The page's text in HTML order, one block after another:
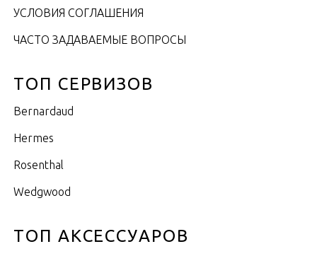
УСЛОВИЯ СОГЛАШЕНИЯ
ЧАСТО ЗАДАВАЕМЫЕ ВОПРОСЫ
ТОП СЕРВИЗОВ
Bernardaud
Hermes
Rosenthal
Wedgwood
ТОП АКСЕССУАРОВ